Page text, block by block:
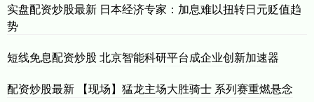
实盘配资炒股最新 日本经济专家：加息难以扭转日元贬值趋
势
短线免息配资炒股 北京智能科研平台成企业创新加速器
配资炒股最新 【现场】猛龙主场大胜骑士 系列赛重燃悬念